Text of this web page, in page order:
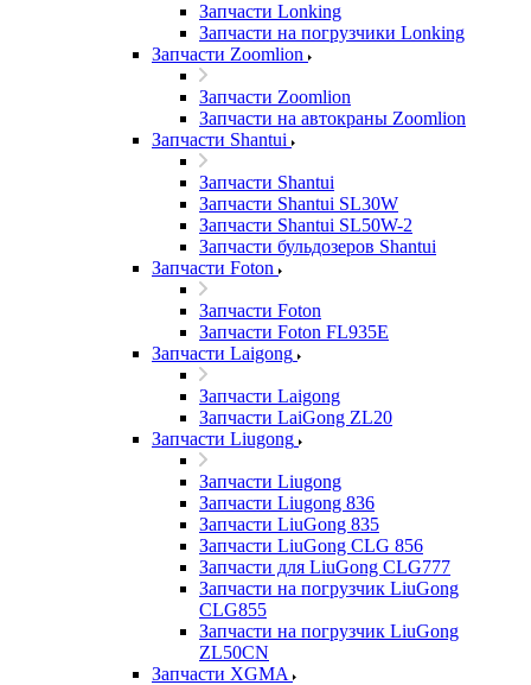
Запчасти Lonking
Запчасти на погрузчики Lonking
Запчасти Zoomlion
Запчасти Zoomlion
Запчасти на автокраны Zoomlion
Запчасти Shantui
Запчасти Shantui
Запчасти Shantui SL30W
Запчасти Shantui SL50W-2
Запчасти бульдозеров Shantui
Запчасти Foton
Запчасти Foton
Запчасти Foton FL935E
Запчасти Laigong
Запчасти Laigong
Запчасти LaiGong ZL20
Запчасти Liugong
Запчасти Liugong
Запчасти Liugong 836
Запчасти LiuGong 835
Запчасти LiuGong CLG 856
Запчасти для LiuGong CLG777
Запчасти на погрузчик LiuGong
CLG855
Запчасти на погрузчик LiuGong
ZL50CN
Запчасти XGMA